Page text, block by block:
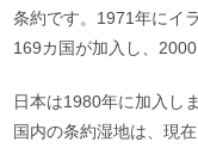
条約です。1971年にイ
169カ国が加入し、
日本は1980年に加入し
国内の条約湿地は、現